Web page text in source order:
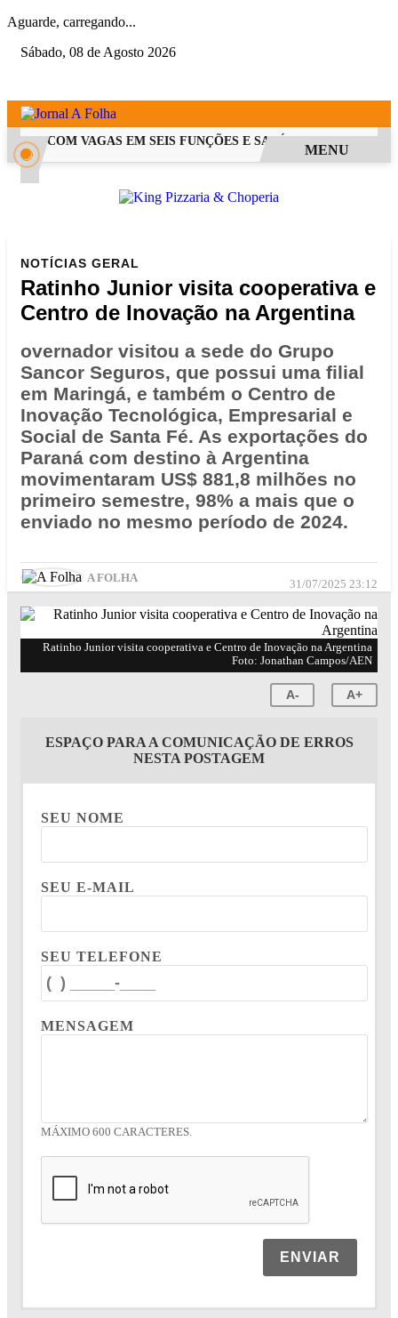
Aguarde, carregando...
Sábado, 08 de Agosto 2026
PSS COM VAGAS EM SEIS FUNÇÕES E SALÁRIOS QUE CHEGAM
MENU
NOTÍCIAS GERAL
Ratinho Junior visita cooperativa e
Centro de Inovação na Argentina
overnador visitou a sede do Grupo
Sancor Seguros, que possui uma filial
em Maringá, e também o Centro de
Inovação Tecnológica, Empresarial e
Social de Santa Fé. As exportações do
Paraná com destino à Argentina
movimentaram US$ 881,8 milhões no
primeiro semestre, 98% a mais que o
enviado no mesmo período de 2024.
A FOLHA 31/07/2025 23:12
Ratinho Junior visita cooperativa e Centro de Inovação na Argentina
Foto: Jonathan Campos/AEN
A- A+
ESPAÇO PARA A COMUNICAÇÃO DE ERROS
NESTA POSTAGEM
SEU NOME
SEU E-MAIL
SEU TELEFONE
MENSAGEM
MÁXIMO 600 CARACTERES.
ENVIAR